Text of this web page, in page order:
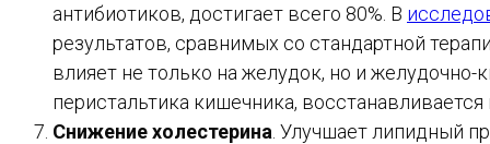
антибиотиков, достигает всего 80%. В
результатов, сравнимых со стандартной
влияет не только на желудок, но и
перистальтика кишечника,
Снижение холестерина . Улучшает липидный